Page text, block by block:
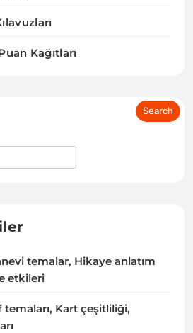
Kağıtları
temalar, Hikaye anlatım
etkileri
Kart çeşitliliği,